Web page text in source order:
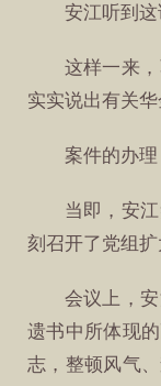
安江听到这
这样一来
实实说出有关华
案件的办理
当即，安
刻召开了党组扩
会议上，
遗书中所体现
志，整顿风气